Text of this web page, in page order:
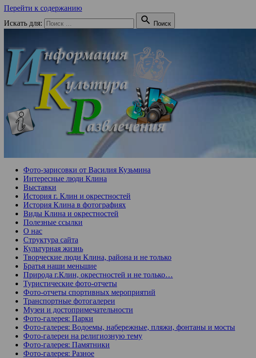
Перейти к содержанию
Искать для:
 Поиск
Фото-зарисовки от Василия Кузьмина
Интересные люди Клина
Выставки
История г. Клин и окрестностей
История Клина в фотографиях
Виды Клина и окрестностей
Полезные ссылки
О нас
Структура сайта
Культурная жизнь
Творческие люди Клина, района и не только
Братья наши меньшие
Природа г.Клин, окрестностей и не только…
Туристические фото-отчеты
Фото-отчеты спортивных мероприятий
Транспортные фотогалереи
Музеи и достопримечательности
Фото-галерея: Парки
Фото-галерея: Водоемы, набережные, пляжи, фонтаны и мосты
Фото-галереи на религиозную тему
Фото-галерея: Памятники
Фото-галерея: Разное